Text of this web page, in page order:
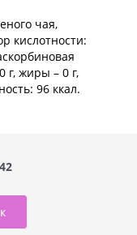
чая,
кислотности:
г, жиры – 0 г,
96 ккал.